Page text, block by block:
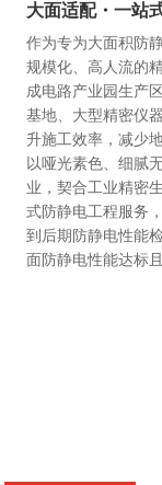
大面适配・一站
作为专为大面积防
规模化、高人流的
成电路产业园生产
基地、大型精密仪
升施工效率，减少
以哑光素色、细腻
业，契合工业精密
式防静电工程服务
到后期防静电性能
面防静电性能达标